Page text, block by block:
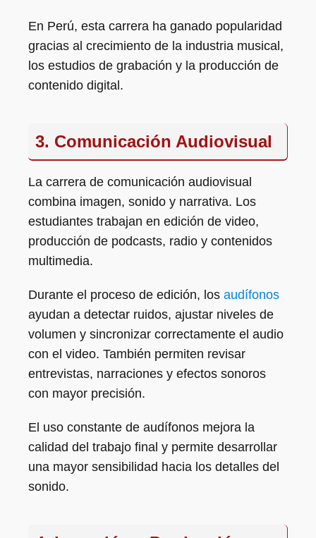
En Perú, esta carrera ha ganado popularidad
gracias al crecimiento de la industria musical,
los estudios de grabación y la producción de
contenido digital.
3. Comunicación Audiovisual
La carrera de comunicación audiovisual
combina imagen, sonido y narrativa. Los
estudiantes trabajan en edición de video,
producción de podcasts, radio y contenidos
multimedia.
Durante el proceso de edición, los audífonos
ayudan a detectar ruidos, ajustar niveles de
volumen y sincronizar correctamente el audio
con el video. También permiten revisar
entrevistas, narraciones y efectos sonoros
con mayor precisión.
El uso constante de audífonos mejora la
calidad del trabajo final y permite desarrollar
una mayor sensibilidad hacia los detalles del
sonido.